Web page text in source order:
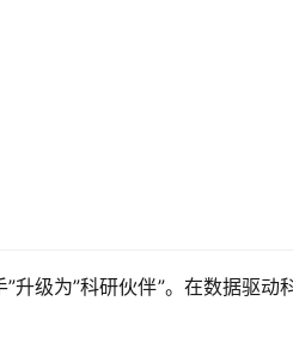
级为”科研伙伴”。在数据驱动